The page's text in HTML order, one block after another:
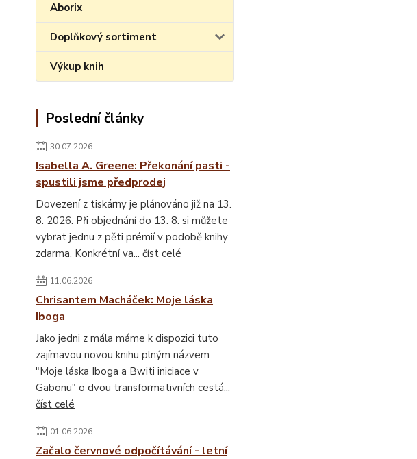
Aborix
Doplňkový sortiment
Výkup knih
Poslední články
30.07.2026
Isabella A. Greene: Překonání pasti -
spustili jsme předprodej
Dovezení z tiskárny je plánováno již na 13.
8. 2026. Při objednání do 13. 8. si můžete
vybrat jednu z pěti prémií v podobě knihy
zdarma. Konkrétní va... číst celé
11.06.2026
Chrisantem Macháček: Moje láska
Iboga
Jako jedni z mála máme k dispozici tuto
zajímavou novou knihu plným názvem
"Moje láska Iboga a Bwiti iniciace v
Gabonu" o dvou transformativních cestá...
číst celé
01.06.2026
Začalo červnové odpočítávání - letní